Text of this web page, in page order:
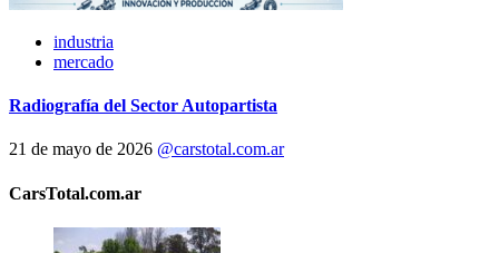
industria
mercado
Radiografía del Sector Autopartista
21 de mayo de 2026 @carstotal.com.ar
CarsTotal.com.ar